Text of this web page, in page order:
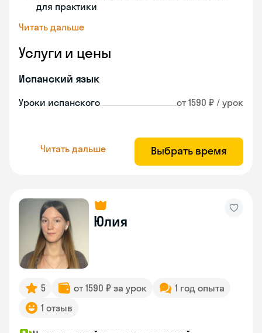
для практики
Читать дальше
Услуги и цены
Испанский язык
Уроки испанского от 1590 ₽ / урок
Читать дальше Выбрать время
Юлия
5 от 1590 ₽ за урок
1 год опыта
1 отзыв